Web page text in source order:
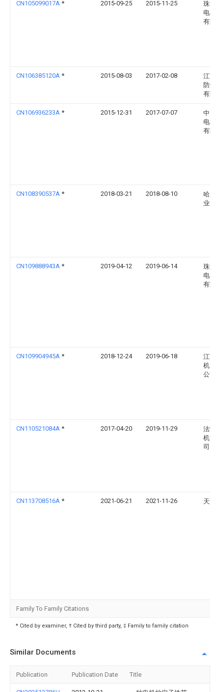
CN105099017A * 2015-09-25 2015-11-25
珠海
电机
有限
CN106385120A * 2015-08-03 2017-02-08
江苏
防爆
有限
CN106936233A * 2015-12-31 2017-07-07
中山
电机
有限
CN108390537A * 2018-03-21 2018-08-10
哈尔
业大
CN109888943A * 2019-04-12 2019-06-14
珠海
电机
有限
CN109904945A * 2018-12-24 2019-06-18
江苏
机电
公司
CN110521084A * 2017-04-20 2019-11-29
法雷
机设
司
CN113708516A * 2021-06-21 2021-11-26 天津
Family To Family Citations
* Cited by examiner, † Cited by third party, ‡ Family to family citation
Similar Documents
Publication Publication Date Title